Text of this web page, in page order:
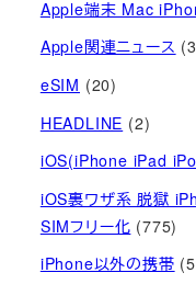
Apple端末 Mac
Apple関連ニュース
eSIM (20)
HEADLINE (2)
iOS(iPhone iPad
iOS裏ワザ系 脱獄
SIMフリー化 (775)
iPhone以外の携帯